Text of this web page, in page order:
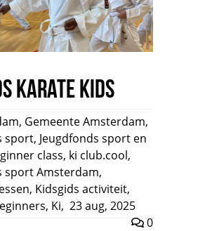
Karate Kids
, Gemeente Amsterdam,
sport, Jeugdfonds sport en
class, ki club.cool,
sport Amsterdam,
, Kidsgids activiteit,
, Ki, 23 aug, 2025
0